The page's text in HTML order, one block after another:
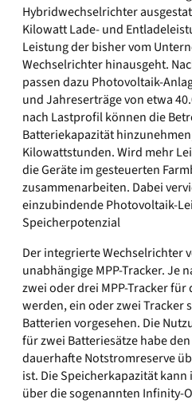
Hybridwechselrichter
Kilowatt Lade- und
Leistung der bisher vom
Wechselrichter hinausgeht.
passen dazu Photovoltaik-
und Jahreserträge von etwa
nach Lastprofil können die
Batteriekapazität
Kilowattstunden. Wird mehr
die Geräte im gesteuerten
zusammenarbeiten. Dabei
einzubindende Photovoltaik-
Speicherpotenzial
Der integrierte Wechselrichter
unabhängige MPP-Tracker. Je
zwei oder drei MPP-Tracker
werden, ein oder zwei Tracker
Batterien vorgesehen. Die
für zwei Batteriesätze habe
dauerhafte Notstromreserve
ist. Die Speicherkapazität
über die sogenannten Infinity-